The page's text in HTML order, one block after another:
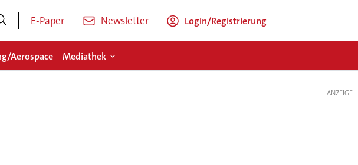
E-Paper Newsletter Login/Registrierung
Aerospace Mediathek
ANZEIGE